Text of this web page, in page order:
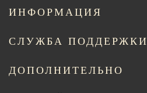
ИНФОРМАЦИЯ
СЛУЖБА ПОДДЕРЖКИ
ДОПОЛНИТЕЛЬНО